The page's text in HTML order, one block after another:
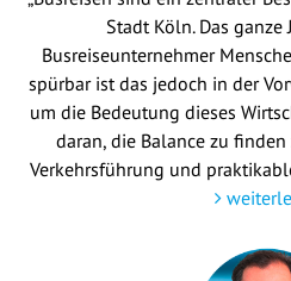
Stadt Köln. Das ganze
Busreiseunternehmer
spürbar ist das jedoch in der
um die Bedeutung dieses
daran, die Balance zu
Verkehrsführung und